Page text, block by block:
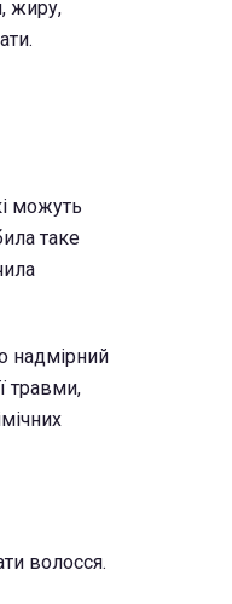
жиру,
можуть
таке
надмірний
травми,
волосся.